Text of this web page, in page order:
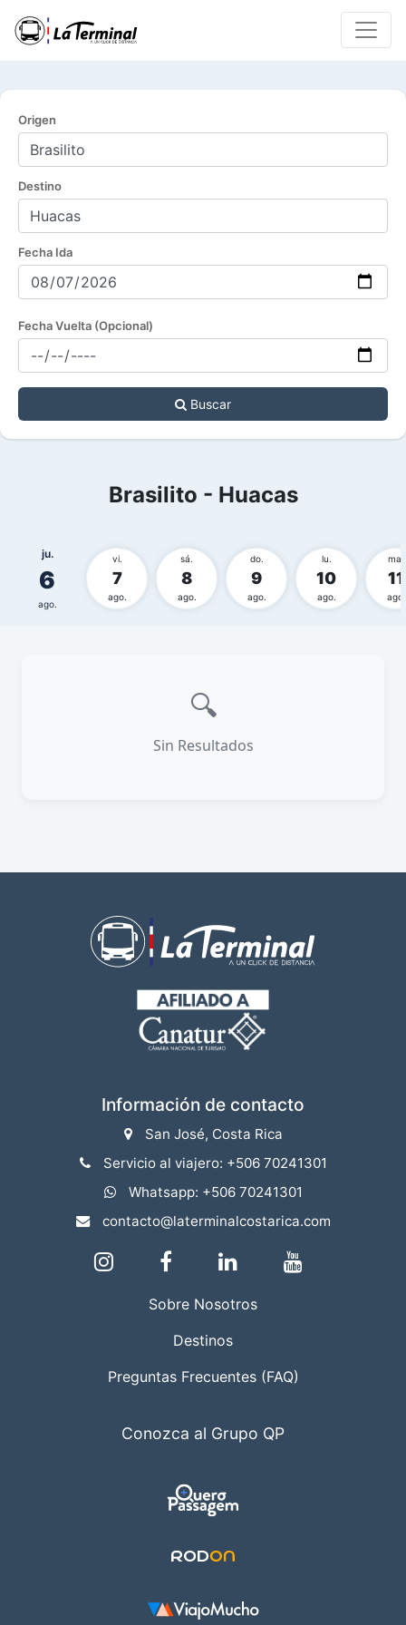
Origen
Destino
Fecha Ida
Fecha Vuelta (Opcional)
Buscar
Brasilito - Huacas
ju.
6
ago.
vi.
7
ago.
sá.
8
ago.
do.
9
ago.
lu.
10
ago.
ma.
11
ago.
🔍
Sin Resultados
Información de contacto
San José, Costa Rica
Servicio al viajero: +506 70241301
Whatsapp: +506 70241301
contacto@laterminalcostarica.com
Sobre Nosotros
Destinos
Preguntas Frecuentes (FAQ)
Conozca al Grupo QP